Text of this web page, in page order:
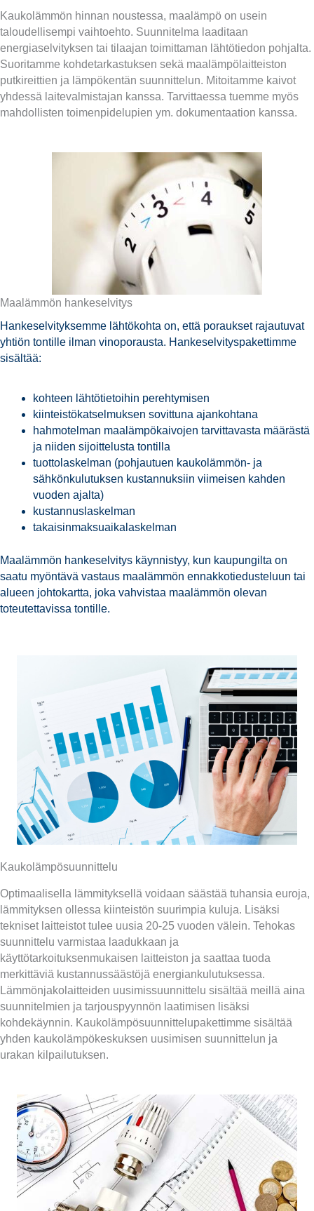
Kaukolämmön hinnan noustessa, maalämpö on usein
taloudellisempi vaihtoehto. Suunnitelma laaditaan
energiaselvityksen tai tilaajan toimittaman lähtötiedon pohjalta.
Suoritamme kohdetarkastuksen sekä maalämpölaitteiston
putkireittien ja lämpökentän suunnittelun. Mitoitamme kaivot
yhdessä laitevalmistajan kanssa. Tarvittaessa tuemme myös
mahdollisten toimenpidelupien ym. dokumentaation kanssa.
Maalämmön hankeselvitys
Hankeselvityksemme lähtökohta on, että poraukset rajautuvat
yhtiön tontille ilman vinoporausta. Hankeselvityspakettimme
sisältää:
kohteen lähtötietoihin perehtymisen
kiinteistökatselmuksen sovittuna ajankohtana
hahmotelman maalämpökaivojen tarvittavasta määrästä
ja niiden sijoittelusta tontilla
tuottolaskelman (pohjautuen kaukolämmön- ja
sähkönkulutuksen kustannuksiin viimeisen kahden
vuoden ajalta)
kustannuslaskelman
takaisinmaksuaikalaskelman
Maalämmön hankeselvitys käynnistyy, kun kaupungilta on
saatu myöntävä vastaus maalämmön ennakkotiedusteluun tai
alueen johtokartta, joka vahvistaa maalämmön olevan
toteutettavissa tontille.
Kaukolämpösuunnittelu
Optimaalisella lämmityksellä voidaan säästää tuhansia euroja,
lämmityksen ollessa kiinteistön suurimpia kuluja. Lisäksi
tekniset laitteistot tulee uusia 20-25 vuoden välein. Tehokas
suunnittelu varmistaa laadukkaan ja
käyttötarkoituksenmukaisen laitteiston ja saattaa tuoda
merkittäviä kustannussäästöjä energiankulutuksessa.
Lämmönjakolaitteiden uusimissuunnittelu sisältää meillä aina
suunnitelmien ja tarjouspyynnön laatimisen lisäksi
kohdekäynnin. Kaukolämpösuunnittelupakettimme sisältää
yhden kaukolämpökeskuksen uusimisen suunnittelun ja
urakan kilpailutuksen.